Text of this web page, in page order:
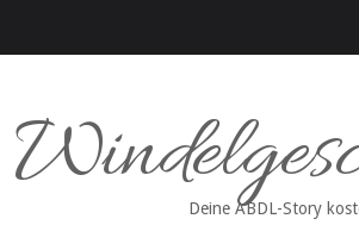
Deine ABDL-Story